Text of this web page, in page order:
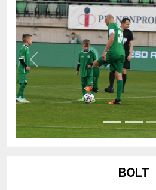
Previous